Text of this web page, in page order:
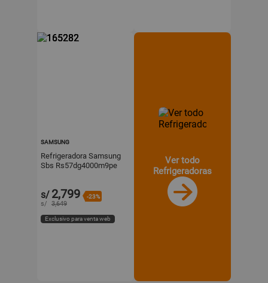
SAMSUNG
Refrigeradora Samsung
Sbs Rs57dg4000m9pe
s/ 2,799 -23%
s/ 3,649
Exclusivo para venta web
Ver todo
Refrigeradoras